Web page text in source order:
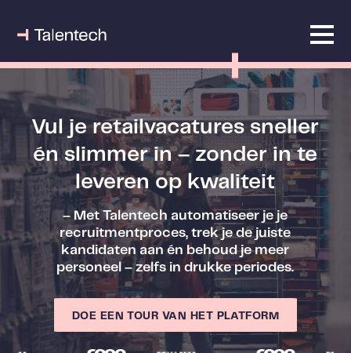
Vul jeretailvacaturessneller
én slimmer in – zonder in te
leveren op kwaliteit
– MetTalentech automatiseer je je
recruitmentproces, trek je de juiste
kandidaten aan én behoud je meer
personeel – zelfs in drukke periodes.
DOE EEN TOUR VAN HET PLATFORM